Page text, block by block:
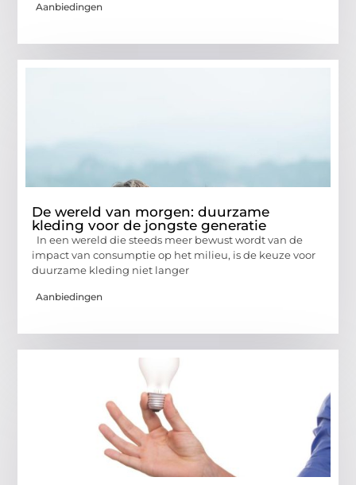
Aanbiedingen
De wereld van morgen: duurzame
kleding voor de jongste generatie
In een wereld die steeds meer bewust wordt van de
impact van consumptie op het milieu, is de keuze voor
duurzame kleding niet langer
Aanbiedingen